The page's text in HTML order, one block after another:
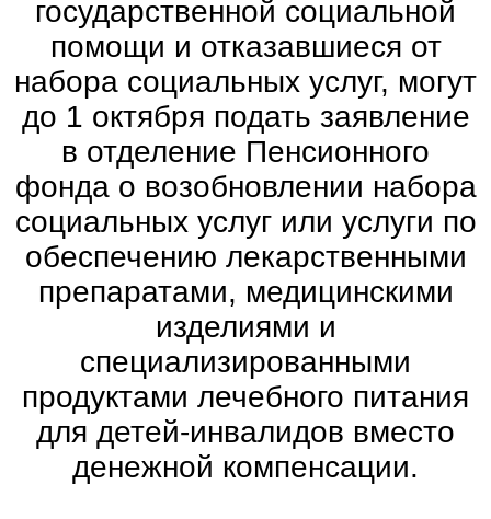
государственной социальной
помощи и отказавшиеся от
набора социальных услуг, могут
до 1 октября подать заявление
в отделение Пенсионного
фонда о возобновлении набора
социальных услуг или услуги по
обеспечению лекарственными
препаратами, медицинскими
изделиями и
специализированными
продуктами лечебного питания
для детей-инвалидов вместо
денежной компенсации.